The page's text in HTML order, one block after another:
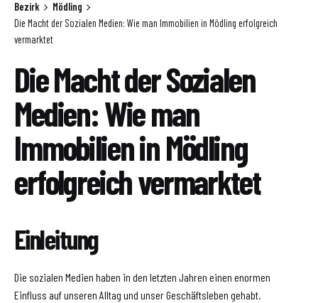
Bezirk
Mödling
Die Macht der Sozialen Medien: Wie man Immobilien in Mödling erfolgreich
vermarktet
Die Macht der Sozialen
Medien: Wie man
Immobilien in Mödling
erfolgreich vermarktet
Einleitung
Die sozialen Medien haben in den letzten Jahren einen enormen
Einfluss auf unseren Alltag und unser Geschäftsleben gehabt.